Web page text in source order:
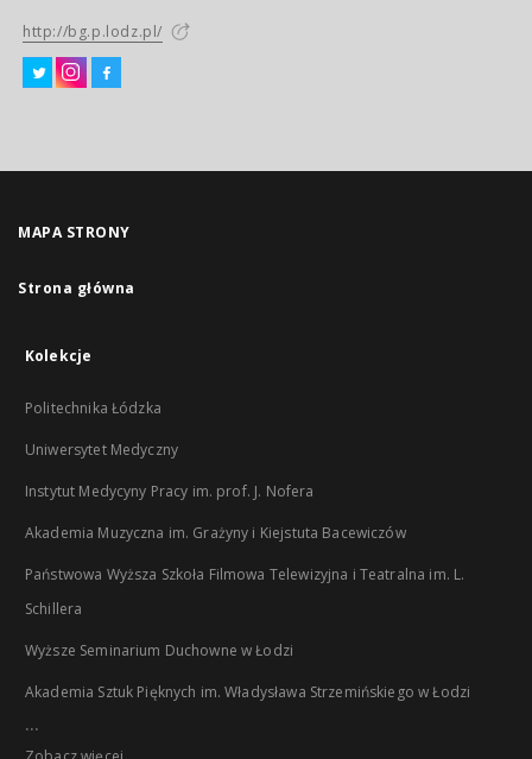
http://bg.p.lodz.pl/
MAPA STRONY
Strona główna
Kolekcje
Politechnika Łódzka
Uniwersytet Medyczny
Instytut Medycyny Pracy im. prof. J. Nofera
Akademia Muzyczna im. Grażyny i Kiejstuta Bacewiczów
Państwowa Wyższa Szkoła Filmowa Telewizyjna i Teatralna im. L.
Schillera
Wyższe Seminarium Duchowne w Łodzi
Akademia Sztuk Pięknych im. Władysława Strzemińskiego w Łodzi
...